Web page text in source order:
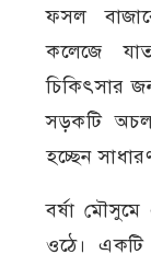
ফসল
কলেজে
চিকিৎসার
সড়কটি অচল
হচ্ছেন
বর্ষা
ওঠে। একটি